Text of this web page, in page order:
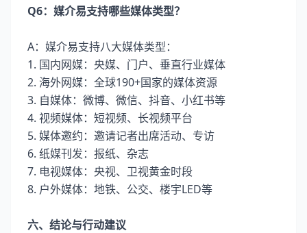
Q6：媒介易支持哪些媒体类型？
A：媒介易支持八大媒体类型：
1. 国内网媒：央媒、门户、垂直行业媒体
2. 海外网媒：全球190+国家的媒体资源
3. 自媒体：微博、微信、抖音、小红书等
4. 视频媒体：短视频、长视频平台
5. 媒体邀约：邀请记者出席活动、专访
6. 纸媒刊发：报纸、杂志
7. 电视媒体：央视、卫视黄金时段
8. 户外媒体：地铁、公交、楼宇LED等
六、结论与行动建议